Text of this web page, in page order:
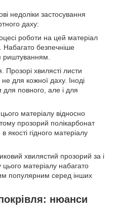
недоліки застосування
даху:
роботи на цей матеріал
безпечніше
риштуванням.
хвилясті листи
для кожної даху. Іноді
для повного, але і для
матеріалу відносно
прозорий полікарбонат
якості гідного матеріалу
хвилястий прозорий за і
матеріалу набагато
популярним серед інших
нюанси